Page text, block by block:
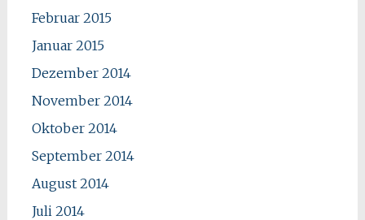
Februar 2015
Januar 2015
Dezember 2014
November 2014
Oktober 2014
September 2014
August 2014
Juli 2014